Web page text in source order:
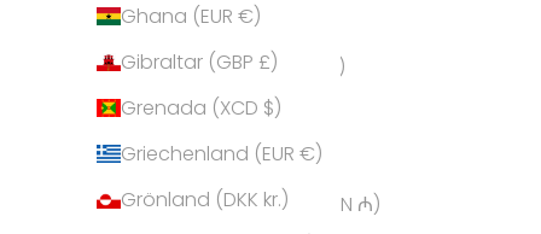
Ghana (EUR €)
Gibraltar (GBP £)
Grenada (XCD $)
Griechenland (EUR €)
Grönland (DKK kr.)
Argentinien (EUR €)
Armenien (AMD դր.)
Aruba (AWG ƒ)
Ascension (SHP £)
Aserbaidschan (AZN ₼)